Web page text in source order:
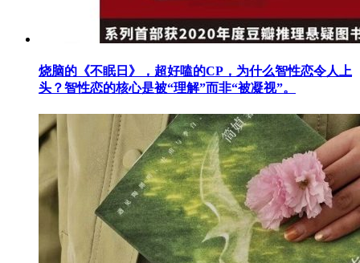
烧脑的《不眠日》，超好嗑的CP，为什么智性恋令人上
头？智性恋的核心是被“理解”而非“被凝视”。